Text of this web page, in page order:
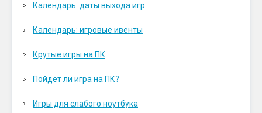
Календарь: даты выхода игр
Календарь: игровые ивенты
Крутые игры на ПК
Пойдет ли игра на ПК?
Игры для слабого ноутбука